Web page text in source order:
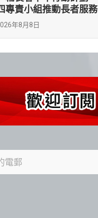
專責小組推動長者服務
年8月8日